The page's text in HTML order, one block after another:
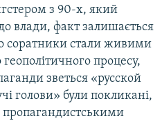
з 90-х, який
влади, факт залишається
соратники стали живими
процесу,
зветься «русской
голови» були покликані,